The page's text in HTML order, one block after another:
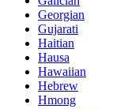
Georgian
Gujarati
Haitian
Hausa
Hawaiian
Hebrew
Hmong